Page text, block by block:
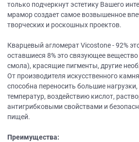
только подчеркнут эстетику Вашего
мрамор создает самое возвышенное
творческих и роскошных проектов.
Кварцевый агломерат Vicostone - 92%
оставшиеся 8% это связующее
смола), красящие пигменты, другие
От производителя искусственного
способна переносить большие
температур, воздействию кислот,
антигрибковыми свойствами и
пищей.
Преимущества: